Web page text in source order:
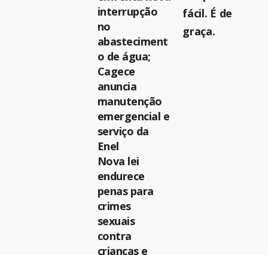
interrupção
no
abasteciment
o de água;
Cagece
anuncia
manutenção
emergencial e
serviço da
Enel
Nova lei
endurece
penas para
crimes
sexuais
contra
crianças e
fácil. É de
graça.